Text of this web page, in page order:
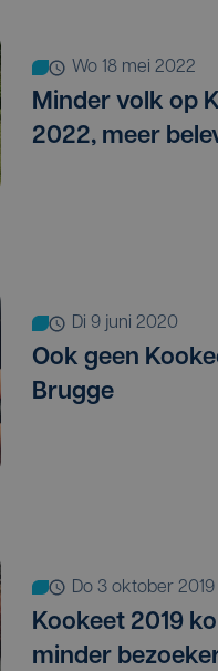
wo 18 mei 2022
Minder volk op
2022, meer
di 9 juni 2020
Ook geen
Brugge
do 3 oktober 2019
Kookeet 2019
minder